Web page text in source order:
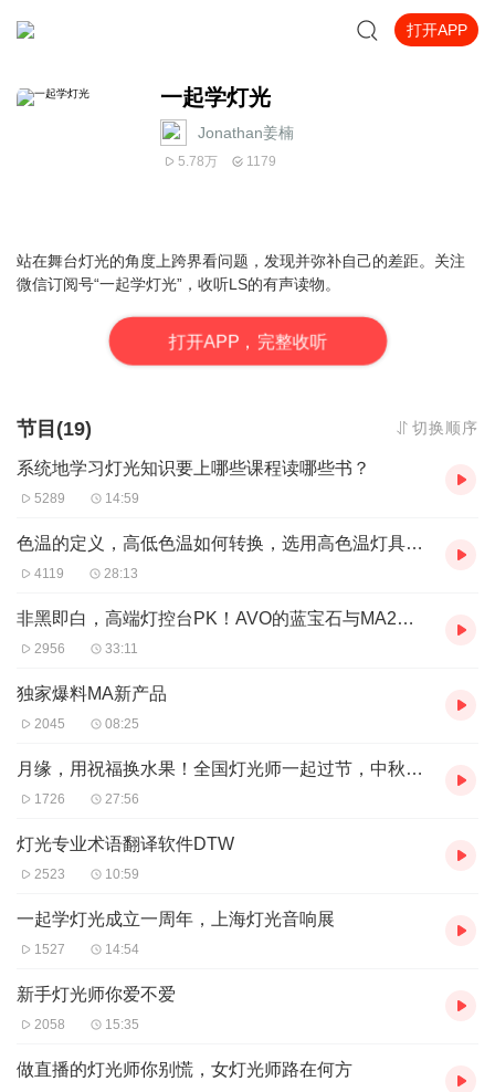
打开APP
一起学灯光
Jonathan姜楠
5.78万 1179
站在舞台灯光的角度上跨界看问题，发现并弥补自己的差距。关注
微信订阅号“一起学灯光”，收听LS的有声读物。
打开APP，完整收听
节目(19) 切换顺序
系统地学习灯光知识要上哪些课程读哪些书？
5289 14:59
色温的定义，高低色温如何转换，选用高色温灯具的注意事项
4119 28:13
非黑即白，高端灯控台PK！AVO的蓝宝石与MA2技能对弈，各家有话说。
2956 33:11
独家爆料MA新产品
2045 08:25
月缘，用祝福换水果！全国灯光师一起过节，中秋礼盒一锅出！
1726 27:56
灯光专业术语翻译软件DTW
2523 10:59
一起学灯光成立一周年，上海灯光音响展
1527 14:54
新手灯光师你爱不爱
2058 15:35
做直播的灯光师你别慌，女灯光师路在何方